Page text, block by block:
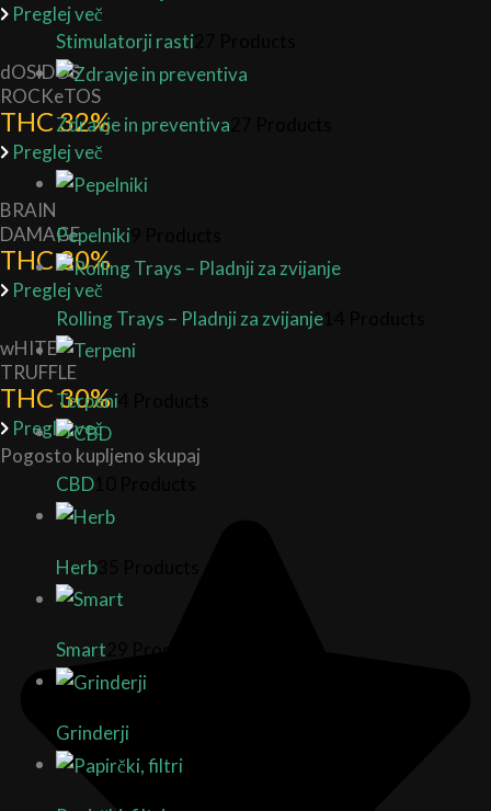
Stimulatorji rasti
Zdravje in preventiva
Pepelniki
Rolling Trays – Pladnji za zvijanje
Terpeni
CBD
Herb
Smart
Grinderji
Preglej več
dOSIDOS
ROCKeTOS
THC 32%
Preglej več
BRAIN
DAMAGE
THC 30%
Preglej več
wHITE
TRUFFLE
THC 30%
Preglej več
Pogosto kupljeno skupaj